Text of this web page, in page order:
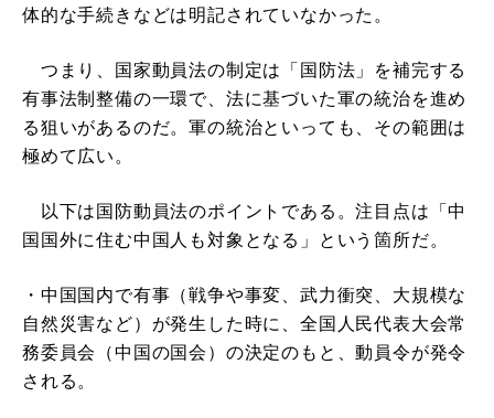
体的な手続きなどは明記されていなかった。
つまり、国家動員法の制定は「国防法」を補完する
有事法制整備の一環で、法に基づいた軍の統治を進め
る狙いがあるのだ。軍の統治といっても、その範囲は
極めて広い。
以下は国防動員法のポイントである。注目点は「中
国国外に住む中国人も対象となる」という箇所だ。
・中国国内で有事（戦争や事変、武力衝突、大規模な
自然災害など）が発生した時に、全国人民代表大会常
務委員会（中国の国会）の決定のもと、動員令が発令
される。